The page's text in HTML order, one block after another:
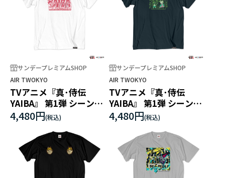
サンデープレミアムSHOP
AIR TWOKYO
TVアニメ『真･侍伝
YAIBA』 第1弾 シーンイ
ラストTシャツ 4（物干し
竿）
4,480円
サンデープレミアムSHOP
AIR TWOKYO
TVアニメ『真･侍伝
YAIBA』 第1弾 シーンイ
ラストTシャツ 5（刃&小
次郎）
4,480円